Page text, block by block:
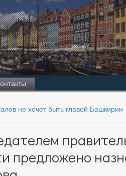
не хочет быть главой Башкирии
предложено